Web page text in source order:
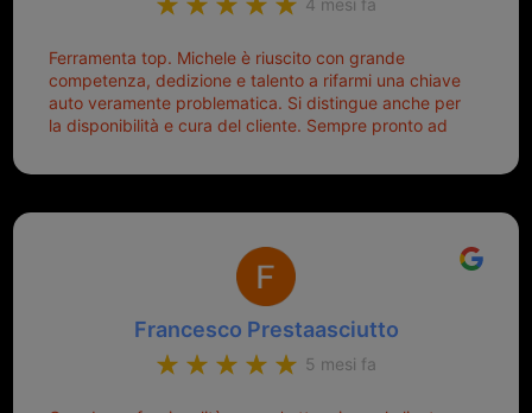
4 mesi fa
Ferramenta top. Michele è riuscito con grande
competenza, dedizione e talento a rifarmi una chiave
auto veramente problematica. Si distingue anche per
la disponibilità e cura del cliente. Sempre pronto ad
Francesco Prestaasciutto
5 mesi fa